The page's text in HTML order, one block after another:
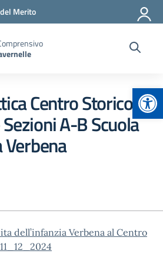
Merito
Centro Storico
A-B Scuola
Verbena
dell’infanzia Verbena al Centro